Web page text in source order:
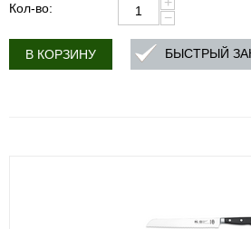
Кол-во:
−
В КОРЗИНУ БЫСТРЫЙ